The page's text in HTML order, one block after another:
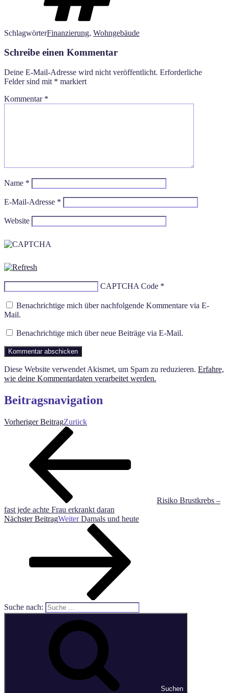
SchlagwörterFinanzierung, Wohngebäude
Schreibe einen Kommentar
Deine E-Mail-Adresse wird nicht veröffentlicht. Erforderliche
Felder sind mit * markiert
Kommentar *
Name *
E-Mail-Adresse *
Website
CAPTCHA Code *
Benachrichtige mich über nachfolgende Kommentare via E-
Mail.
Benachrichtige mich über neue Beiträge via E-Mail.
Diese Website verwendet Akismet, um Spam zu reduzieren. Erfahre,
wie deine Kommentardaten verarbeitet werden.
Beitragsnavigation
Vorheriger BeitragZurück
Risiko Brustkrebs –
fast jede achte Frau erkrankt daran
Nächster BeitragWeiter Damals und heute
Suche nach:
Suchen